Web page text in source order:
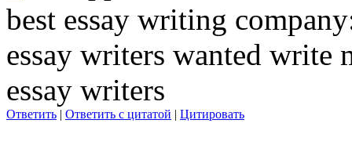
best essay writing
essay writers wanted write
essay writers
Ответить | Ответить с цитатой | Цитировать